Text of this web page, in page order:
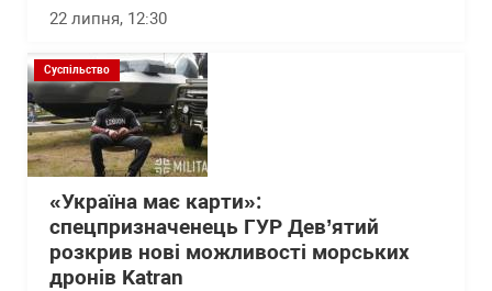
22 липня, 12:30
Суспільство
«Україна має карти»:
спецпризначенець ГУР Дев’ятий
розкрив нові можливості морських
дронів Katran